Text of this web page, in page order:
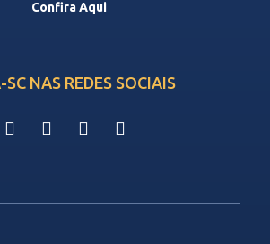
Confira Aqui
SC NAS REDES SOCIAIS